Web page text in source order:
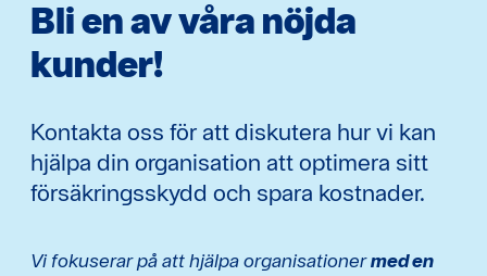
Bli en av våra nöjda
kunder!
Kontakta oss för att diskutera hur vi kan
hjälpa din organisation att optimera sitt
försäkringsskydd och spara kostnader.
Vi fokuserar på att hjälpa organisationermed en